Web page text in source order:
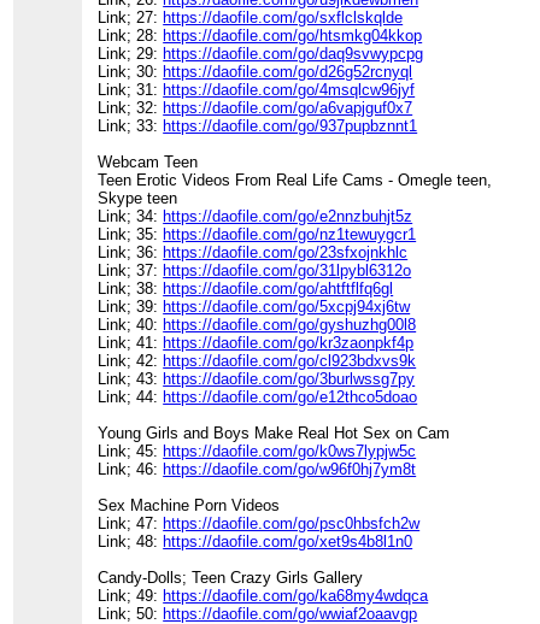
Link; 27: https://daofile.com/go/sxflclskqlde
Link; 28: https://daofile.com/go/htsmkg04kkop
Link; 29: https://daofile.com/go/daq9svwypcpg
Link; 30: https://daofile.com/go/d26g52rcnyql
Link; 31: https://daofile.com/go/4msqlcw96jyf
Link; 32: https://daofile.com/go/a6vapjguf0x7
Link; 33: https://daofile.com/go/937pupbznnt1
Webcam Teen
Teen Erotic Videos From Real Life Cams - Omegle teen,
Skype teen
Link; 34: https://daofile.com/go/e2nnzbuhjt5z
Link; 35: https://daofile.com/go/nz1tewuygcr1
Link; 36: https://daofile.com/go/23sfxojnkhlc
Link; 37: https://daofile.com/go/31lpybl6312o
Link; 38: https://daofile.com/go/ahtftflfq6gl
Link; 39: https://daofile.com/go/5xcpj94xj6tw
Link; 40: https://daofile.com/go/gyshuzhg00l8
Link; 41: https://daofile.com/go/kr3zaonpkf4p
Link; 42: https://daofile.com/go/cl923bdxvs9k
Link; 43: https://daofile.com/go/3burlwssg7py
Link; 44: https://daofile.com/go/e12thco5doao
Young Girls and Boys Make Real Hot Sex on Cam
Link; 45: https://daofile.com/go/k0ws7lypjw5c
Link; 46: https://daofile.com/go/w96f0hj7ym8t
Sex Machine Porn Videos
Link; 47: https://daofile.com/go/psc0hbsfch2w
Link; 48: https://daofile.com/go/xet9s4b8l1n0
Candy-Dolls; Teen Crazy Girls Gallery
Link; 49: https://daofile.com/go/ka68my4wdqca
Link; 50: https://daofile.com/go/wwiaf2oaavgp